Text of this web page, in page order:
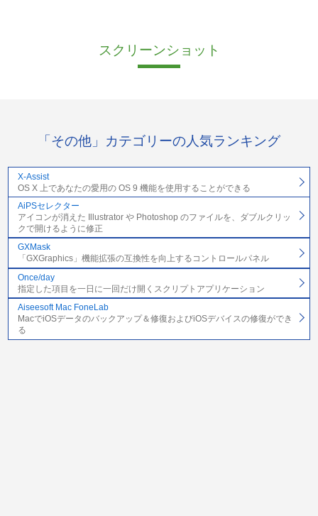
スクリーンショット
「その他」カテゴリーの人気ランキング
X-Assist
OS X 上であなたの愛用の OS 9 機能を使用することができる
AiPSセレクター
アイコンが消えた Illustrator や Photoshop のファイルを、ダブルクリッ
クで開けるように修正
GXMask
「GXGraphics」機能拡張の互換性を向上するコントロールパネル
Once/day
指定した項目を一日に一回だけ開くスクリプトアプリケーション
Aiseesoft Mac FoneLab
MacでiOSデータのバックアップ＆修復およびiOSデバイスの修復ができ
る